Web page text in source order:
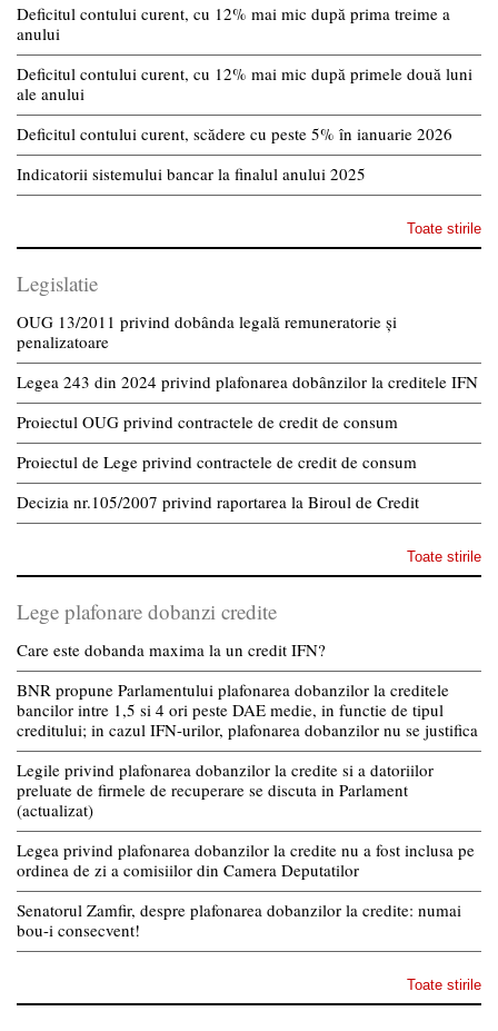
Deficitul contului curent, cu 12% mai mic după prima treime a
anului
Deficitul contului curent, cu 12% mai mic după primele două luni
ale anului
Deficitul contului curent, scădere cu peste 5% în ianuarie 2026
Indicatorii sistemului bancar la finalul anului 2025
Toate stirile
Legislatie
OUG 13/2011 privind dobânda legală remuneratorie și
penalizatoare
Legea 243 din 2024 privind plafonarea dobânzilor la creditele IFN
Proiectul OUG privind contractele de credit de consum
Proiectul de Lege privind contractele de credit de consum
Decizia nr.105/2007 privind raportarea la Biroul de Credit
Toate stirile
Lege plafonare dobanzi credite
Care este dobanda maxima la un credit IFN?
BNR propune Parlamentului plafonarea dobanzilor la creditele
bancilor intre 1,5 si 4 ori peste DAE medie, in functie de tipul
creditului; in cazul IFN-urilor, plafonarea dobanzilor nu se justifica
Legile privind plafonarea dobanzilor la credite si a datoriilor
preluate de firmele de recuperare se discuta in Parlament
(actualizat)
Legea privind plafonarea dobanzilor la credite nu a fost inclusa pe
ordinea de zi a comisiilor din Camera Deputatilor
Senatorul Zamfir, despre plafonarea dobanzilor la credite: numai
bou-i consecvent!
Toate stirile